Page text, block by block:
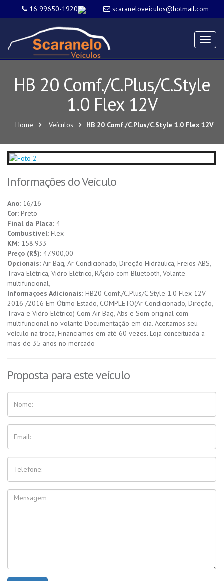
16 99650-1920 scaraneloveiculos@hotmail.com
Menu
HB 20 Comf./C.Plus/C.Style
1.0 Flex 12V
Home Veículos HB 20 Comf./C.Plus/C.Style 1.0 Flex 12V
Informações do Veículo
Ano: 16/16
Cor: Preto
Final da Placa: 4
Combustível: Flex
KM: 158.933
Preço (R$): 47.900,00
Opcionais: Air Bag, Ar Condicionado, Direção Hidráulica, Freios ABS,
Trava Elétrica, Vidro Elétrico, RÃ¡dio com Bluetooth, Volante
multifuncional,
Informaçoes Adicionais: HB20 Comf./C.Plus/C.Style 1.0 Flex 12V
2016 /2016 Em Ótimo Estado, COMPLETO(Ar Condicionado, Direção,
Trava e Vidro Elétrico) Com Air Bag, Abs e Som original com
multifuncional no volante Documentação em dia. Aceitamos seu
veículo na troca, Financiamos em até 60 vezes. Loja conceituada a
mais de 35 anos no mercado
Proposta para este veículo